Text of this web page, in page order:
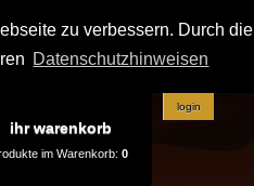
zu verbessern. Durch die
Datenschutzhinweisen
ihr warenkorb
im Warenkorb: 0
login